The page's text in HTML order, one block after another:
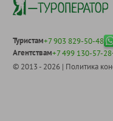
Туристам+7 903 829-50-48
Агентствам+7 499 130-57-28
© 2013 - 2026 | Политика